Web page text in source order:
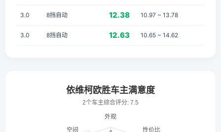
3.0 8挡自动 12.38 10.97 ~ 13.78
3.0 8挡自动 12.63 10.65 ~ 14.62